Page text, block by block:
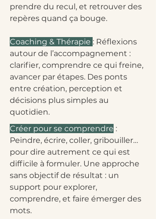
prendre du recul, et retrouver des
repères quand ça bouge.
Coaching & Thérapie : Réflexions
autour de l’accompagnement :
clarifier, comprendre ce qui freine,
avancer par étapes. Des ponts
entre création, perception et
décisions plus simples au
quotidien.
Créer pour se comprendre :
Peindre, écrire, coller, gribouiller…
pour dire autrement ce qui est
difficile à formuler. Une approche
sans objectif de résultat : un
support pour explorer,
comprendre, et faire émerger des
mots.